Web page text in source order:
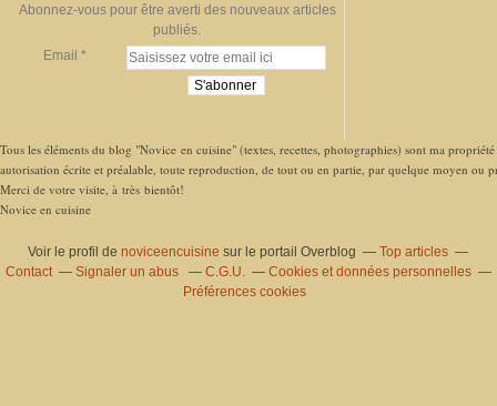
Abonnez-vous pour être averti des nouveaux articles
publiés.
Email
Tous les éléments du blog "Novice en cuisine" (textes, recettes, photographies) sont ma
autorisation écrite et préalable, toute reproduction, de tout ou en partie, par quelque moyen ou
Merci de votre visite, à très bientôt!
Novice en cuisine
Voir le profil denoviceencuisine sur le portail Overblog
Top articles
Contact
Signaler un abus C.G.U.
Cookies et données personnelles
Préférences cookies